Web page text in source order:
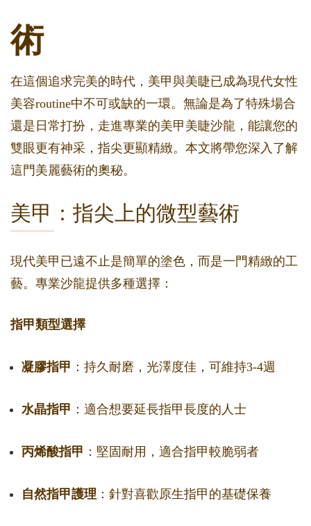
術
在這個追求完美的時代，美甲與美睫已成為現代女性
美容routine中不可或缺的一環。無論是為了特殊場合
還是日常打扮，走進專業的美甲美睫沙龍，能讓您的
雙眼更有神采，指尖更顯精緻。本文將帶您深入了解
這門美麗藝術的奧秘。
美甲：指尖上的微型藝術
現代美甲已遠不止是簡單的塗色，而是一門精緻的工
藝。專業沙龍提供多種選擇：
指甲類型選擇
凝膠指甲 ：持久耐磨，光澤度佳，可維持3-4週
水晶指甲 ：適合想要延長指甲長度的人士
丙烯酸指甲 ：堅固耐用，適合指甲較脆弱者
自然指甲護理 ：針對喜歡原生指甲的基礎保養